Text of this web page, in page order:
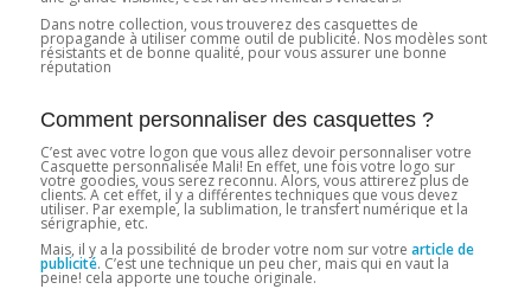
Dans notre collection, vous trouverez des casquettes de
propagande à utiliser comme outil de publicité. Nos modèles sont
résistants et de bonne qualité, pour vous assurer une bonne
réputation
Comment personnaliser des casquettes ?
C’est avec votre logon que vous allez devoir personnaliser votre
Casquette personnalisée Mali! En effet, une fois votre logo sur
votre goodies, vous serez reconnu. Alors, vous attirerez plus de
clients. A cet effet, il y a différentes techniques que vous devez
utiliser. Par exemple, la sublimation, le transfert numérique et la
sérigraphie, etc.
Mais, il y a la possibilité de broder votre nom sur votre article de
publicité. C’est une technique un peu cher, mais qui en vaut la
peine! cela apporte une touche originale.